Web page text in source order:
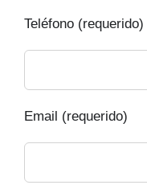
Teléfono (requerido)
Email (requerido)